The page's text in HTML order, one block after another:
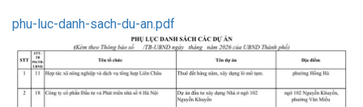
phu-luc-danh-sach-du-an.pdf